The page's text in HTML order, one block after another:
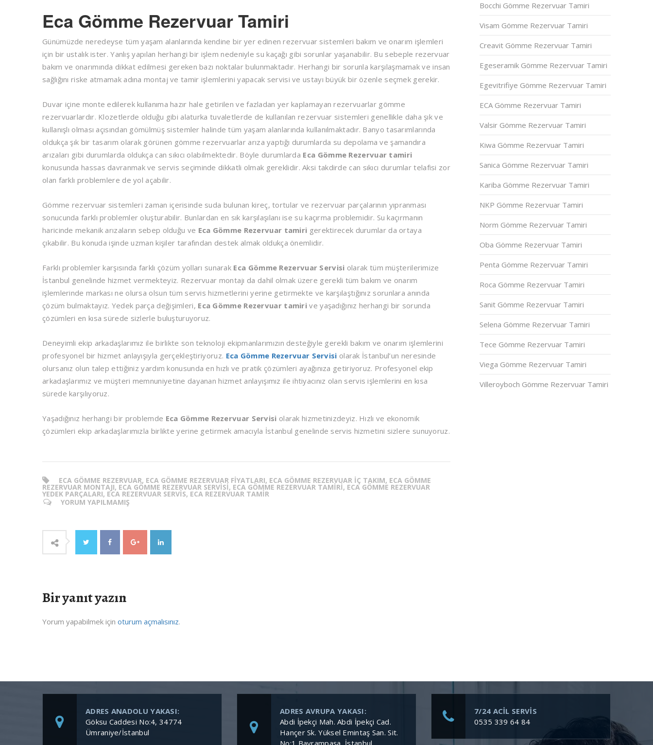
Eca Gömme Rezervuar Tamiri
Günümüzde neredeyse tüm yaşam alanlarında kendine bir yer edinen rezervuar sistemleri bakım ve onarım işlemleri
için bir ustalık ister. Yanlış yapılan herhangi bir işlem nedeniyle su kaçağı gibi sorunlar yaşanabilir. Bu sebeple rezervuar
bakım ve onarımında dikkat edilmesi gereken bazı noktalar bulunmaktadır. Herhangi bir sorunla karşılaşmamak ve insan
sağlığını riske atmamak adına montaj ve tamir işlemlerini yapacak servisi ve ustayı büyük bir özenle seçmek gerekir.
Duvar içine monte edilerek kullanıma hazır hale getirilen ve fazladan yer kaplamayan rezervuarlar gömme
rezervuarlardır. Klozetlerde olduğu gibi alaturka tuvaletlerde de kullanılan rezervuar sistemleri genellikle daha şık ve
kullanışlı olması açısından gömülmüş sistemler halinde tüm yaşam alanlarında kullanılmaktadır. Banyo tasarımlarında
oldukça şık bir tasarım olarak görünen gömme rezervuarlar arıza yaptığı durumlarda su depolama ve şamandıra
arızaları gibi durumlarda oldukça can sıkıcı olabilmektedir. Böyle durumlarda Eca Gömme Rezervuar tamiri
konusunda hassas davranmak ve servis seçiminde dikkatli olmak gereklidir. Aksi takdirde can sıkıcı durumlar telafisi zor
olan farklı problemlere de yol açabilir.
Gömme rezervuar sistemleri zaman içerisinde suda bulunan kireç, tortular ve rezervuar parçalarının yıpranması
sonucunda farklı problemler oluşturabilir. Bunlardan en sık karşılaşılanı ise su kaçırma problemidir. Su kaçırmanın
haricinde mekanik arızaların sebep olduğu ve Eca Gömme Rezervuar tamiri gerektirecek durumlar da ortaya
çıkabilir. Bu konuda işinde uzman kişiler tarafından destek almak oldukça önemlidir.
Farklı problemler karşısında farklı çözüm yolları sunarak Eca Gömme Rezervuar Servisi olarak tüm müşterilerimize
İstanbul genelinde hizmet vermekteyiz. Rezervuar montajı da dahil olmak üzere gerekli tüm bakım ve onarım
işlemlerinde markası ne olursa olsun tüm servis hizmetlerini yerine getirmekte ve karşılaştığınız sorunlara anında
çözüm bulmaktayız. Yedek parça değişimleri, Eca Gömme Rezervuar tamirive yaşadığınız herhangi bir sorunda
çözümleri en kısa sürede sizlerle buluşturuyoruz.
Deneyimli ekip arkadaşlarımız ile birlikte son teknoloji ekipmanlarımızın desteğiyle gerekli bakım ve onarım işlemlerini
profesyonel bir hizmet anlayışıyla gerçekleştiriyoruz. Eca Gömme Rezervuar Servisi olarak İstanbul’un neresinde
olursanız olun talep ettiğiniz yardım konusunda en hızlı ve pratik çözümleri ayağınıza getiriyoruz. Profesyonel ekip
arkadaşlarımız ve müşteri memnuniyetine dayanan hizmet anlayışımız ile ihtiyacınız olan servis işlemlerini en kısa
sürede karşılıyoruz.
Yaşadığınız herhangi bir problemde Eca Gömme Rezervuar Servisi olarak hizmetinizdeyiz. Hızlı ve ekonomik
çözümleri ekip arkadaşlarımızla birlikte yerine getirmek amacıyla İstanbul genelinde servis hizmetini sizlere sunuyoruz.
ECA GÖMME REZERVUAR, ECA GÖMME REZERVUAR FIYATLARI, ECA GÖMME REZERVUAR IÇ TAKIM, ECA GÖMME
REZERVUAR MONTAJI, ECA GÖMME REZERVUAR SERVISI, ECA GÖMME REZERVUAR TAMIRI, ECA GÖMME REZERVUAR
YEDEK PARÇALARI, ECA REZERVUAR SERVIS, ECA REZERVUAR TAMIR
YORUM YAPILMAMIŞ
Bir yanıt yazın
Yorum yapabilmek için oturum açmalısınız.
Bocchi Gömme Rezervuar Tamiri
Visam Gömme Rezervuar Tamiri
Creavit Gömme Rezervuar Tamiri
Egeseramik Gömme Rezervuar Tamiri
Egevitrifiye Gömme Rezervuar Tamiri
ECA Gömme Rezervuar Tamiri
Valsir Gömme Rezervuar Tamiri
Kiwa Gömme Rezervuar Tamiri
Sanica Gömme Rezervuar Tamiri
Kariba Gömme Rezervuar Tamiri
NKP Gömme Rezervuar Tamiri
Norm Gömme Rezervuar Tamiri
Oba Gömme Rezervuar Tamiri
Penta Gömme Rezervuar Tamiri
Roca Gömme Rezervuar Tamiri
Sanit Gömme Rezervuar Tamiri
Selena Gömme Rezervuar Tamiri
Tece Gömme Rezervuar Tamiri
Viega Gömme Rezervuar Tamiri
Villeroyboch Gömme Rezervuar Tamiri
ADRES ANADOLU YAKASI:
Göksu Caddesi No:4, 34774
Ümraniye/İstanbul
ADRES AVRUPA YAKASI:
Abdi İpekçi Mah. Abdi İpekçi Cad.
Hançer Sk. Yüksel Emintaş San. Sit.
No:1 Bayrampaşa, İstanbul
7/24 ACİL SERVİS
0535 339 64 84